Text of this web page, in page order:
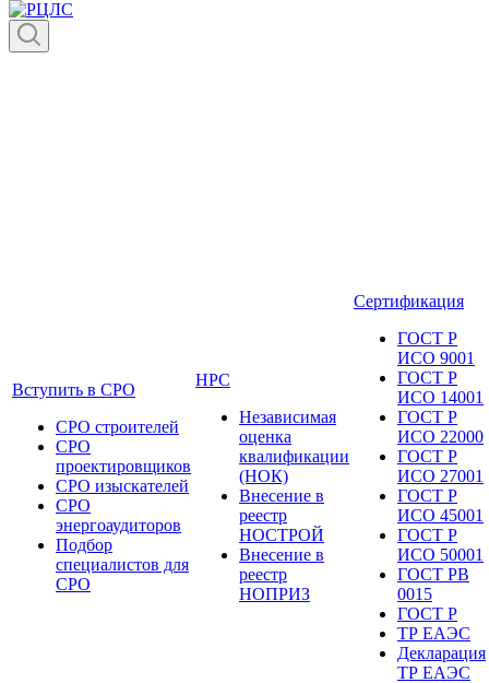
Вступить в СРО
СРО строителей
СРО
проектировщиков
СРО изыскателей
СРО
энергоаудиторов
Подбор
специалистов для
СРО
НРС
Независимая
оценка
квалификации
(НОК)
Внесение в
реестр
НОСТРОЙ
Внесение в
реестр
НОПРИЗ
Сертификация
ГОСТ Р
ИСО 9001
ГОСТ Р
ИСО 14001
ГОСТ Р
ИСО 22000
ГОСТ Р
ИСО 27001
ГОСТ Р
ИСО 45001
ГОСТ Р
ИСО 50001
ГОСТ РВ
0015
ГОСТ Р
ТР ЕАЭС
Декларация
ТР ЕАЭС